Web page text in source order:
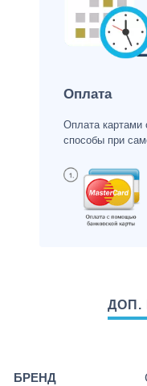
Оплата
Оплата картами
способы при
БРЕНД